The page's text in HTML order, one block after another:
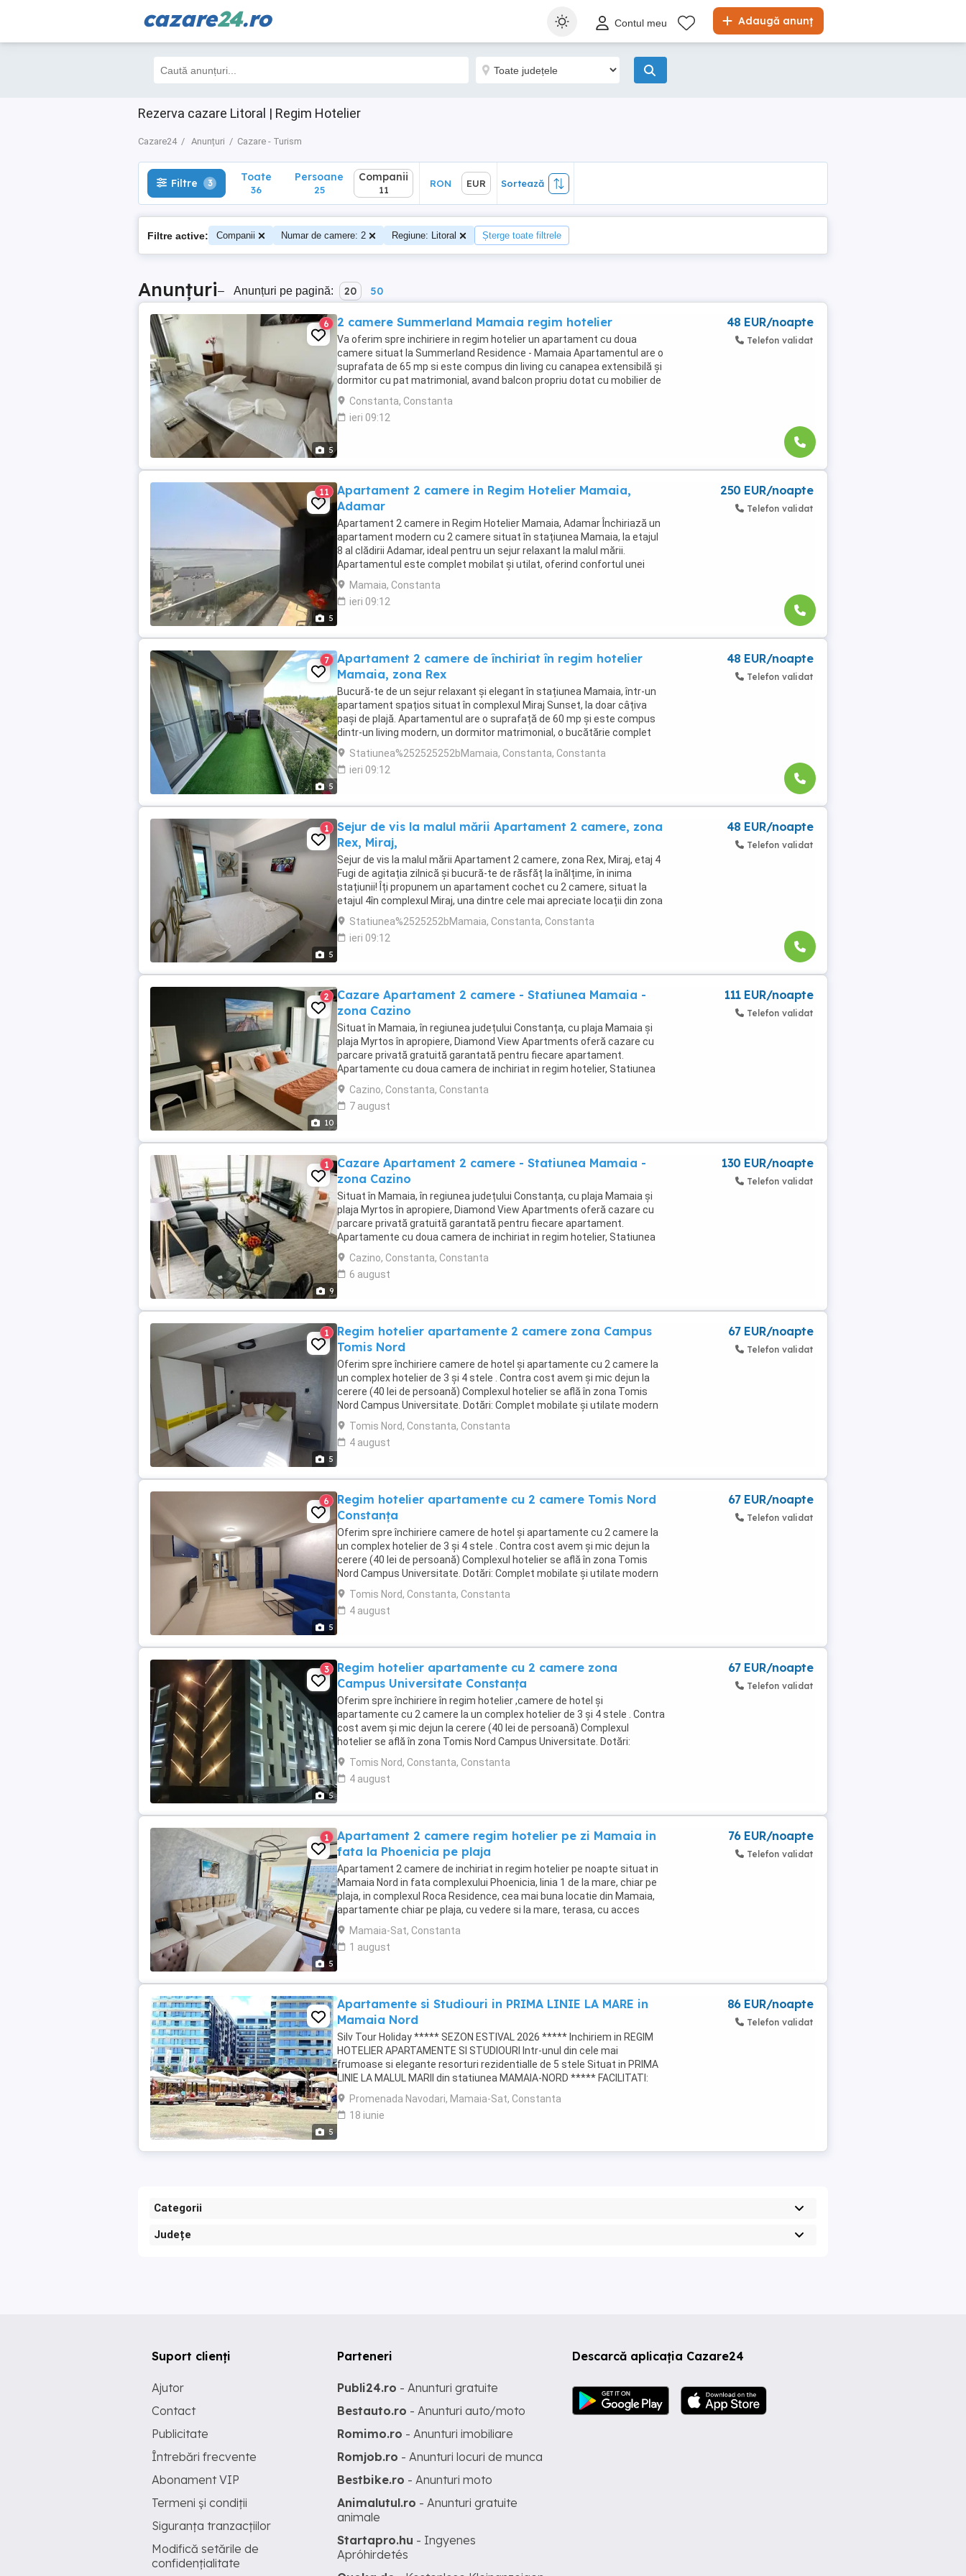
cazare24.ro Adaugă anunț
Contul meu
Rezerva cazare Litoral | Regim Hotelier
Cazare24 Anunțuri Cazare - Turism
Filtre 3 Toate
36
Filtre 3 Toate
36
Persoane
25
Companii
11
RON EUR Sortează
Filtre active: Companii Numar de camere: 2 Regiune: Litoral Șterge toate filtrele
Anunțuri– Anunțuri pe pagină: 20 50
5
6 2 camere Summerland Mamaia regim hotelier
Va oferim spre inchiriere in regim hotelier un apartament cu doua
camere situat la Summerland Residence - Mamaia Apartamentul are o
suprafata de 65 mp si este compus din living cu canapea extensibilă și
dormitor cu pat matrimonial, avand balcon propriu dotat cu mobilier de
terasa. Confortul dumneavoastră ...
Constanta, Constanta
ieri 09:12
48 EUR/noapte
Telefon validat
5
11
Apartament 2 camere in Regim Hotelier Mamaia,
Adamar
Apartament 2 camere in Regim Hotelier Mamaia, Adamar Închiriază un
apartament modern cu 2 camere situat în stațiunea Mamaia, la etajul
8 al clădirii Adamar, ideal pentru un sejur relaxant la malul mării.
Apartamentul este complet mobilat și utilat, oferind confortul unei
locuințe de vacanță cu facilități ...
Mamaia, Constanta
ieri 09:12
250 EUR/noapte
Telefon validat
5
7
Apartament 2 camere de închiriat în regim hotelier
Mamaia, zona Rex
Bucură-te de un sejur relaxant și elegant în stațiunea Mamaia, într-un
apartament spațios situat în complexul Miraj Sunset, la doar câțiva
pași de plajă. Apartamentul are o suprafață de 60 mp și este compus
dintr-un living modern, un dormitor matrimonial, o bucătărie complet
utilată și o baie dotată ...
Statiunea%252525252bMamaia, Constanta, Constanta
ieri 09:12
48 EUR/noapte
Telefon validat
5
1
Sejur de vis la malul mării Apartament 2 camere, zona
Rex, Miraj,
Sejur de vis la malul mării Apartament 2 camere, zona Rex, Miraj, etaj 4
Fugi de agitația zilnică și bucură-te de răsfăț la înălțime, în inima
stațiunii! Îți propunem un apartament cochet cu 2 camere, situat la
etajul 4în complexul Miraj, una dintre cele mai apreciate locații din zona
Rex la doar ...
Statiunea%2525252bMamaia, Constanta, Constanta
ieri 09:12
48 EUR/noapte
Telefon validat
10
2
Cazare Apartament 2 camere - Statiunea Mamaia -
zona Cazino
Situat în Mamaia, în regiunea județului Constanța, cu plaja Mamaia și
plaja Myrtos în apropiere, Diamond View Apartments oferă cazare cu
parcare privată gratuită garantată pentru fiecare apartament.
Apartamente cu doua camera de inchiriat in regim hotelier, Statiunea
Mamaia - zona Cazino. Apartamentele ...
Cazino, Constanta, Constanta
7 august
111 EUR/noapte
Telefon validat
9
1
Cazare Apartament 2 camere - Statiunea Mamaia -
zona Cazino
Situat în Mamaia, în regiunea județului Constanța, cu plaja Mamaia și
plaja Myrtos în apropiere, Diamond View Apartments oferă cazare cu
parcare privată gratuită garantată pentru fiecare apartament.
Apartamente cu doua camera de inchiriat in regim hotelier, Statiunea
Mamaia - zona Cazino. Apartamentele ...
Cazino, Constanta, Constanta
6 august
130 EUR/noapte
Telefon validat
5
1
Regim hotelier apartamente 2 camere zona Campus
Tomis Nord
Oferim spre închiriere camere de hotel și apartamente cu 2 camere la
un complex hotelier de 3 și 4 stele . Contra cost avem și mic dejun la
cerere (40 lei de persoană) Complexul hotelier se află în zona Tomis
Nord Campus Universitate. Dotări: Complet mobilate și utilate modern
Aer condiționat, ...
Tomis Nord, Constanta, Constanta
4 august
67 EUR/noapte
Telefon validat
5
6
Regim hotelier apartamente cu 2 camere Tomis Nord
Constanța
Oferim spre închiriere camere de hotel și apartamente cu 2 camere la
un complex hotelier de 3 și 4 stele . Contra cost avem și mic dejun la
cerere (40 lei de persoană) Complexul hotelier se află în zona Tomis
Nord Campus Universitate. Dotări: Complet mobilate și utilate modern
Aer condiționat, ...
Tomis Nord, Constanta, Constanta
4 august
67 EUR/noapte
Telefon validat
5
3
Regim hotelier apartamente cu 2 camere zona
Campus Universitate Constanța
Oferim spre închiriere în regim hotelier ,camere de hotel și
apartamente cu 2 camere la un complex hotelier de 3 și 4 stele . Contra
cost avem și mic dejun la cerere (40 lei de persoană) Complexul
hotelier se află în zona Tomis Nord Campus Universitate. Dotări:
Complet mobilate și utilate modern ...
Tomis Nord, Constanta, Constanta
4 august
67 EUR/noapte
Telefon validat
5
1
Apartament 2 camere regim hotelier pe zi Mamaia in
fata la Phoenicia pe plaja
Apartament 2 camere de inchiriat in regim hotelier pe noapte situat in
Mamaia Nord in fata complexului Phoenicia, linia 1 de la mare, chiar pe
plaja, in complexul Roca Residence, cea mai buna locatie din Mamaia,
apartamente chiar pe plaja, cu vedere si la mare, terasa, cu acces
direct la plaja Phoenicia. ...
Mamaia-Sat, Constanta
1 august
76 EUR/noapte
Telefon validat
5
Apartamente si Studiouri in PRIMA LINIE LA MARE in
Mamaia Nord
Silv Tour Holiday ***** SEZON ESTIVAL 2026 ***** Inchiriem in REGIM
HOTELIER APARTAMENTE SI STUDIOURI Intr-unul din cele mai
frumoase si elegante resorturi rezidentialle de 5 stele Situat in PRIMA
LINIE LA MALUL MARII din statiunea MAMAIA-NORD ***** FACILITATI:
PARCARE PRIVATA GRATUITA CU BARIERA AZIMUTH ...
Promenada Navodari, Mamaia-Sat, Constanta
18 iunie
86 EUR/noapte
Telefon validat
Categorii
Județe
Descarcă aplicația Cazare24
Suport clienți
Ajutor
Contact
Publicitate
Întrebări frecvente
Abonament VIP
Termeni și condiții
Siguranța tranzacțiilor
Modifică setările de
confidențialitate
Parteneri
Publi24.ro - Anunturi gratuite
Bestauto.ro - Anunturi auto/moto
Romimo.ro - Anunturi imobiliare
Romjob.ro - Anunturi locuri de munca
Bestbike.ro - Anunturi moto
Animalutul.ro - Anunturi gratuite
animale
Startapro.hu - Ingyenes
Apróhirdetés